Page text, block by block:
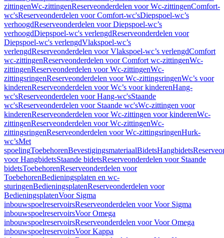
zittingenWc-zittingenReserveonderdelen voor Wc-zittingenComfort-
wc'sReserveonderdelen voor Comfort-wc'sDiepspoel-wc’s
verhoogdReserveonderdelen voor Diepspoel-wc’s
verhoogdDiepspoel-wc's verlengdReserveonderdelen voor
Diepspoel-wc's verlengdVlakspoel-wc’s
verlengdReserveonderdelen voor Vlakspoel-wc’s verlengdComfort
wc-zittingenReserveonderdelen voor Comfort wc-zittingenWc-
zittingenReserveonderdelen voor Wc-zittingenWc-
zittingsringenReserveonderdelen voor Wc-zittingsringenWc’s voor
kinderenReserveonderdelen voor Wc’s voor kinderenHang-
wc'sReserveonderdelen voor Hang-wc'sStaande
wc'sReserveonderdelen voor Staande wc'sWc-zittingen voor
kinderenReserveonderdelen voor Wc-zittingen voor kinderenWc-
zittingenReserveonderdelen voor Wc-zittingenWc-
zittingsringenReserveonderdelen voor Wc-zittingsringenHurk-
wc’sMet
spoelingToebehorenBevestigingsmateriaalBidetsHangbidets
voor HangbidetsStaande bidetsReserveonderdelen voor Staande
bidetsToebehorenReserveonderdelen voor
ToebehorenBedieningsplaten en wc-
sturingenBedieningsplatenReserveonderdelen voor
BedieningsplatenVoor Sigma
inbouwspoelreservoirsReserveonderdelen voor Voor Sigma
inbouwspoelreservoirsVoor Omega
inbouwspoelreservoirsReserveonderdelen voor Voor Omega
inbouwspoelreservoirsVoor Kappa